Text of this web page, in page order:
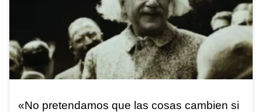
«No pretendamos que las cosas cambien si